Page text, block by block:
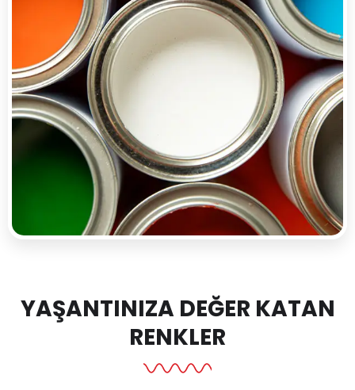
YAŞANTINIZA DEĞER KATAN
RENKLER